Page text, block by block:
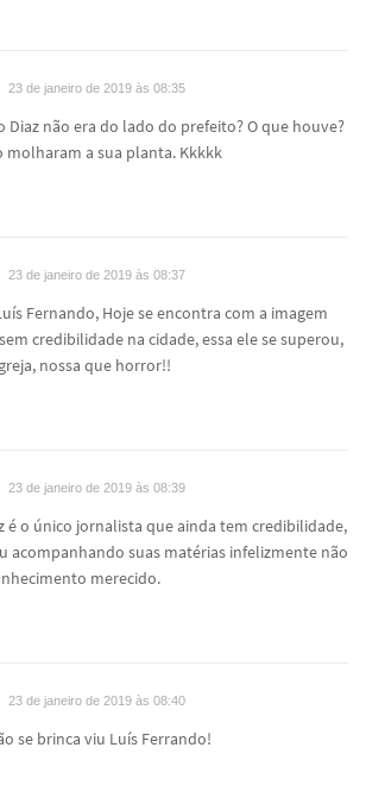
23 de janeiro de 2019 às 08:35
Diaz não era do lado do prefeito? O que houve?
molharam a sua planta. Kkkkk
23 de janeiro de 2019 às 08:37
Fernando, Hoje se encontra com a imagem
credibilidade na cidade, essa ele se superou,
nossa que horror!!
23 de janeiro de 2019 às 08:39
é o único jornalista que ainda tem credibilidade,
acompanhando suas matérias infelizmente não
merecido.
23 de janeiro de 2019 às 08:40
se brinca viu Luís Ferrando!